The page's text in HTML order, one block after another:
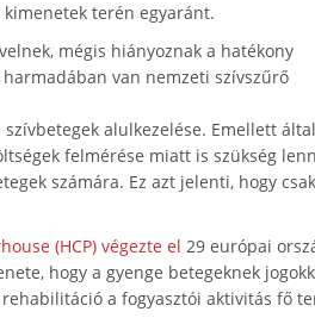
terén egyaránt.
mégis hiányoznak a hatékony
van nemzeti szívszűrő
alulkezelése. Emellett
felmérése miatt is szükség
számára. Ez azt jelenti, hogy
(HCP) végezte el 29 európai
hogy a gyenge betegeknek
a fogyasztói aktivitás fő